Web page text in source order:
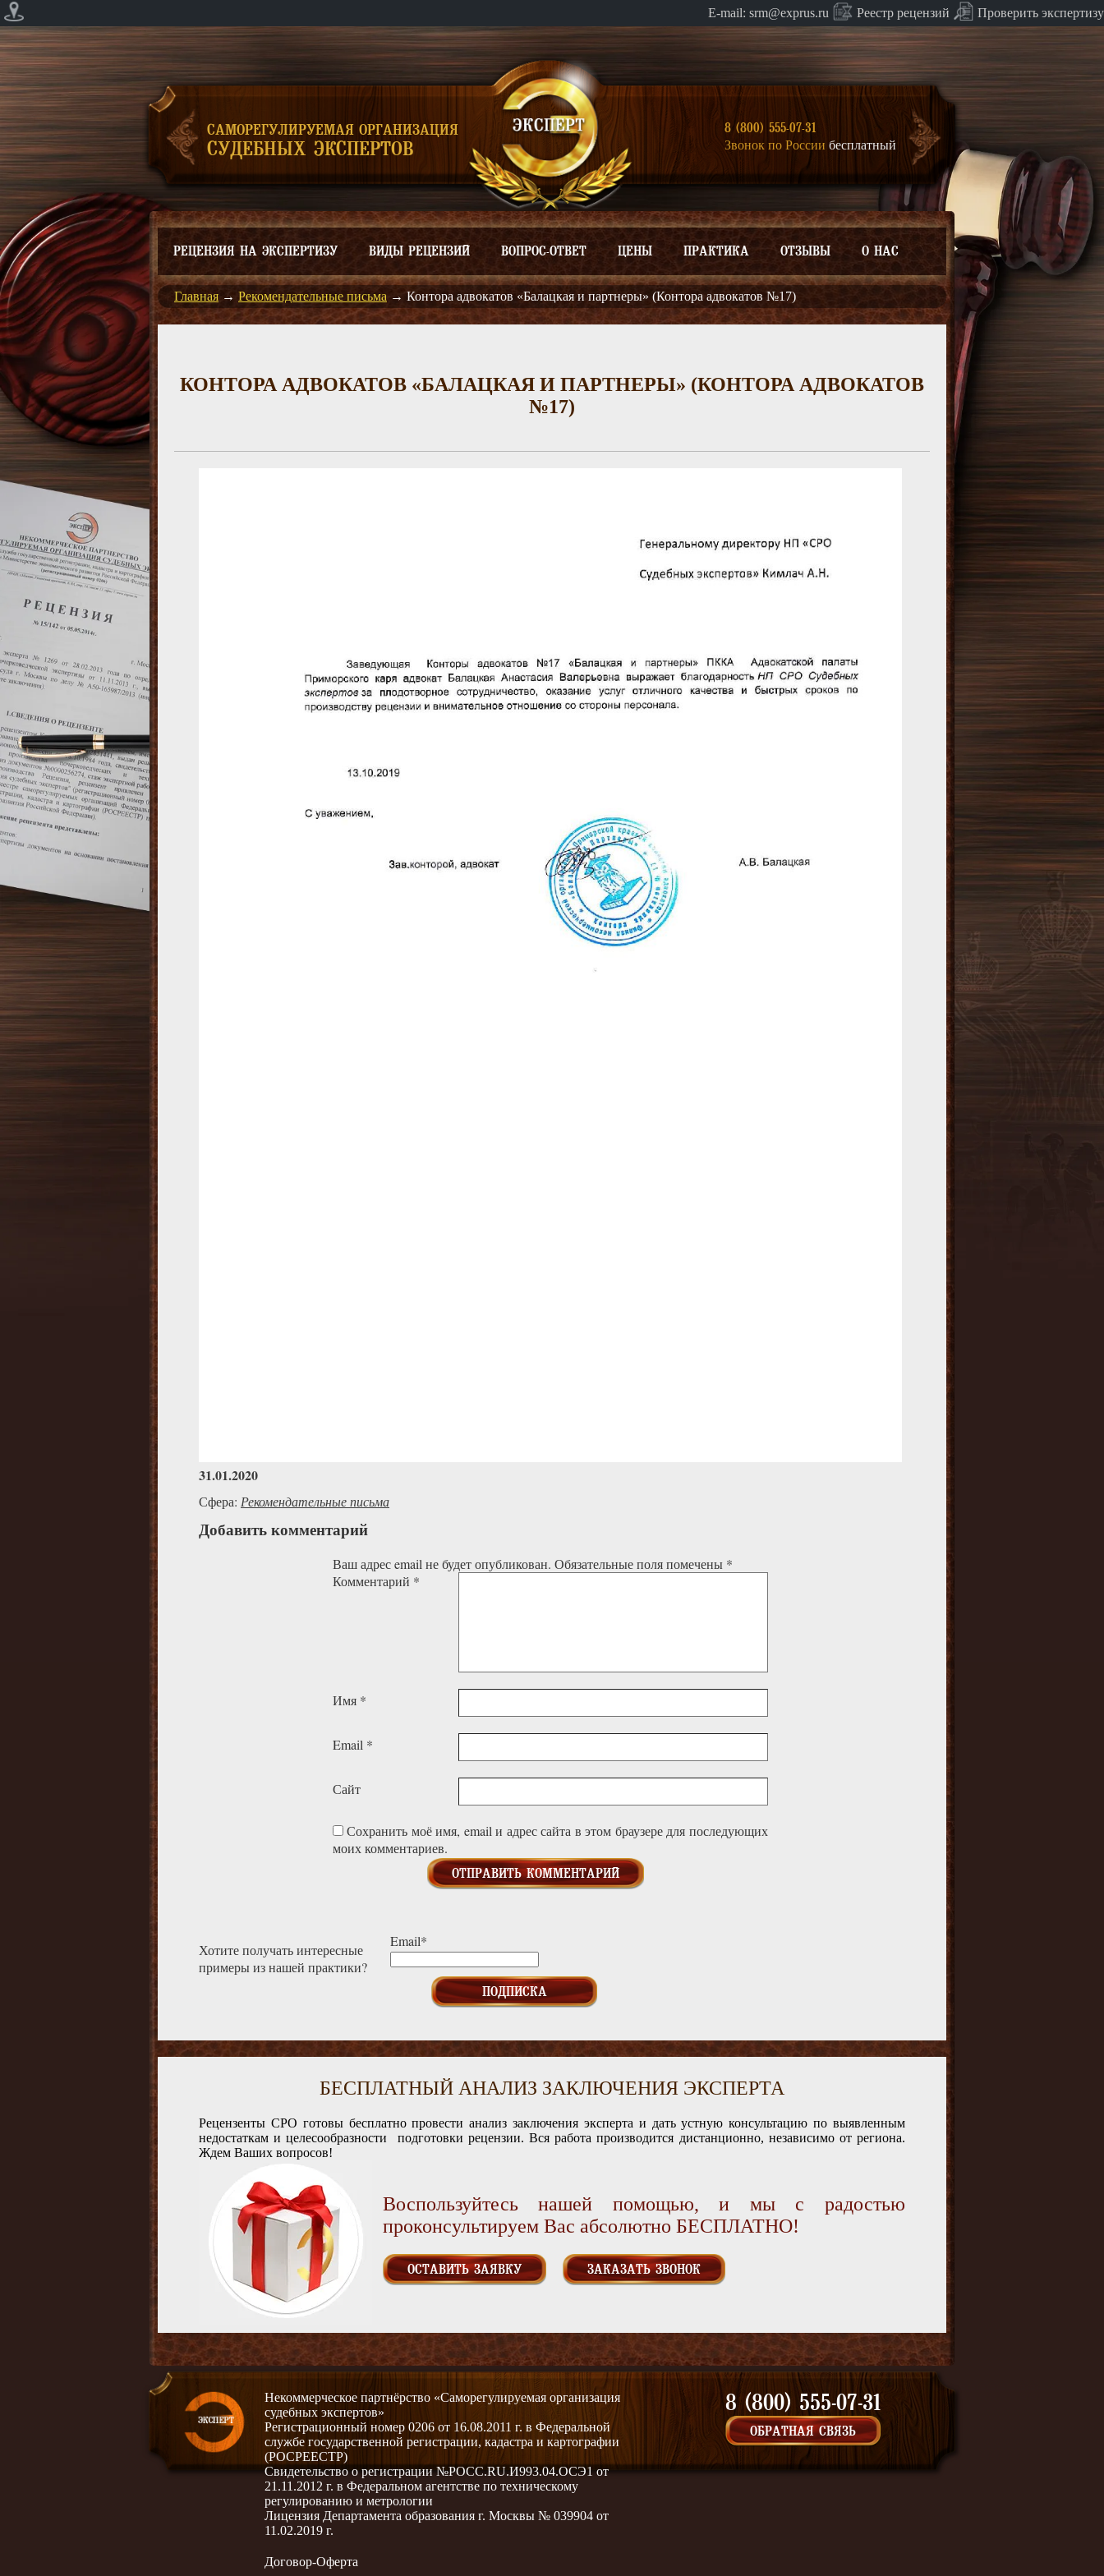
E-mail: srm@exprus.ru Реестр рецензий Проверить экспертизу
САМОРЕГУЛИРУЕМАЯ ОРГАНИЗАЦИЯ
СУДЕБНЫХ ЭКСПЕРТОВ
8 (800) 555-07-31
Звонок по России бесплатный
РЕЦЕНЗИЯ НА ЭКСПЕРТИЗУ ВИДЫ РЕЦЕНЗИЙ ВОПРОС-ОТВЕТ ЦЕНЫ ПРАКТИКА ОТЗЫВЫ О НАС
Главная → Рекомендательные письма → Контора адвокатов «Балацкая и партнеры» (Контора адвокатов №17)
КОНТОРА АДВОКАТОВ «БАЛАЦКАЯ И ПАРТНЕРЫ» (КОНТОРА АДВОКАТОВ
№17)
31.01.2020
Сфера: Рекомендательные письма
Добавить комментарий
Ваш адрес email не будет опубликован. Обязательные поля помечены *
Комментарий *
Имя *
Email *
Сайт
Сохранить моё имя, email и адрес сайта в этом браузере для последующих
моих комментариев.
Хотите получать интересные
примеры из нашей практики?
Email*
БЕСПЛАТНЫЙ АНАЛИЗ ЗАКЛЮЧЕНИЯ ЭКСПЕРТА
Рецензенты СРО готовы бесплатно провести анализ заключения эксперта и дать устную консультацию по выявленным
недостаткам и целесообразности подготовки рецензии. Вся работа производится дистанционно, независимо от региона.
Ждем Ваших вопросов!
Воспользуйтесь нашей помощью, и мы с радостью
проконсультируем Вас абсолютно БЕСПЛАТНО!
ОСТАВИТЬ ЗАЯВКУ ЗАКАЗАТЬ ЗВОНОК
Некоммерческое партнёрство «Саморегулируемая организация
судебных экспертов»
Регистрационный номер 0206 от 16.08.2011 г. в Федеральной
службе государственной регистрации, кадастра и картографии
(РОСРЕЕСТР)
Свидетельство о регистрации №РОСС.RU.И993.04.ОСЭ1 от
21.11.2012 г. в Федеральном агентстве по техническому
регулированию и метрологии
Лицензия Департамента образования г. Москвы № 039904 от
11.02.2019 г.
Договор-Оферта
8 (800) 555-07-31
ОБРАТНАЯ СВЯЗЬ